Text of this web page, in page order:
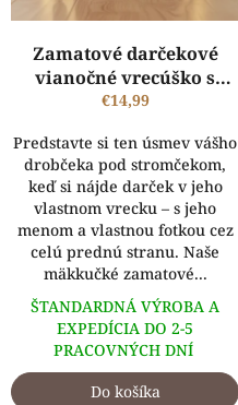
u
Zamatové darčekové
vianočné vrecúško s
vlastným menom a
€14,99
Predstavte si ten úsmev vášho
drobčeka pod stromčekom,
keď si nájde darček v jeho
vlastnom vrecku – s jeho
menom a vlastnou fotkou cez
celú prednú stranu. Naše
mäkkučké zamatové...
ŠTANDARDNÁ VÝROBA A
EXPEDÍCIA DO 2-5
PRACOVNÝCH DNÍ
Do košíka